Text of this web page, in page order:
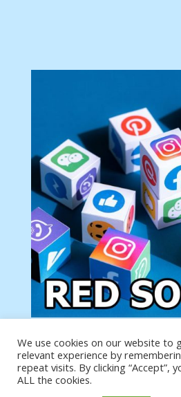
Tu anuncio va aquí
Podemos poner tu anuncio aquí
producto o página
We use cookies on our website to
relevant experience by
repeat visits. By clicking “Accept”,
ALL the cookies.